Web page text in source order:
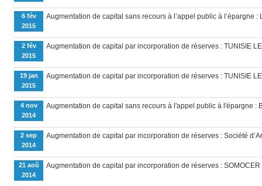
6 fév
2015
Augmentation de capital sans recours à l’appel public à l’épargne :
2 fév
2015
Augmentation de capital par incorporation de réserves : TUNISIE
19 jan
2015
Augmentation de capital par incorporation de réserves : TUNISIE
4 nov
2014
Augmentation de capital sans recours à l'appel public à l'épargne :
2 sep
2014
Augmentation de capital par incorporation de réserves : Société
21 aoû
2014
Augmentation de capital par incorporation de réserves : SOMOCER